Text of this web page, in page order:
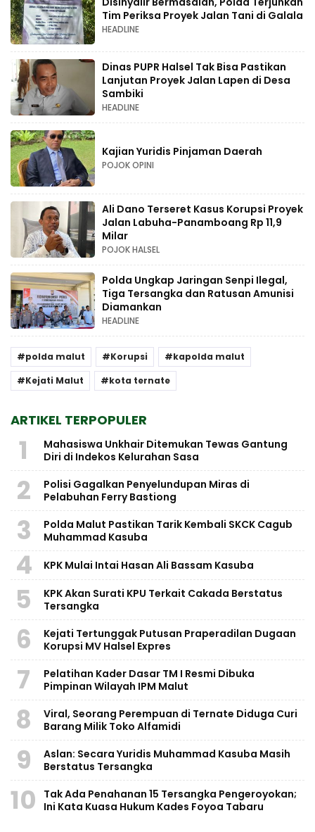
Tim Periksa Proyek Jalan Tani di Galala
HEADLINE
Dinas PUPR Halsel Tak Bisa Pastikan
Lanjutan Proyek Jalan Lapen di Desa
Sambiki
HEADLINE
Kajian Yuridis Pinjaman Daerah
POJOK OPINI
Ali Dano Terseret Kasus Korupsi Proyek
Jalan Labuha-Panamboang Rp 11,9
Milar
POJOK HALSEL
Polda Ungkap Jaringan Senpi Ilegal,
Tiga Tersangka dan Ratusan Amunisi
Diamankan
HEADLINE
polda malut Korupsi
kapolda malut
Kejati Malut
kota ternate
ARTIKEL TERPOPULER
1
Mahasiswa Unkhair Ditemukan Tewas Gantung
Diri di Indekos Kelurahan Sasa
2
Polisi Gagalkan Penyelundupan Miras di
Pelabuhan Ferry Bastiong
3
Polda Malut Pastikan Tarik Kembali SKCK Cagub
Muhammad Kasuba
4 KPK Mulai Intai Hasan Ali Bassam Kasuba
5
KPK Akan Surati KPU Terkait Cakada Berstatus
Tersangka
6
Kejati Tertunggak Putusan Praperadilan Dugaan
Korupsi MV Halsel Expres
7
Pelatihan Kader Dasar TM I Resmi Dibuka
Pimpinan Wilayah IPM Malut
8
Viral, Seorang Perempuan di Ternate Diduga Curi
Barang Milik Toko Alfamidi
9
Aslan: Secara Yuridis Muhammad Kasuba Masih
Berstatus Tersangka
10
Tak Ada Penahanan 15 Tersangka Pengeroyokan;
Ini Kata Kuasa Hukum Kades Foyoa Tabaru